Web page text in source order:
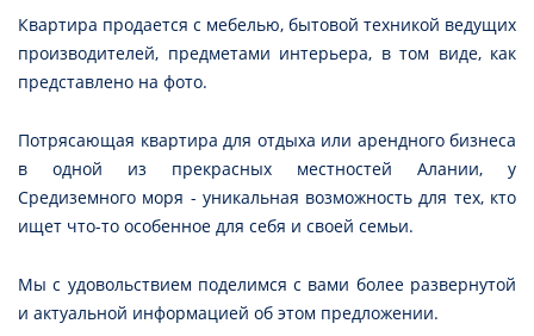
Квартира продается с мебелью, бытовой техникой ведущих
производителей, предметами интерьера, в том виде, как
представлено на фото.
Потрясающая квартира для отдыха или арендного бизнеса
в одной из прекрасных местностей Алании, у
Средиземного моря - уникальная возможность для тех, кто
ищет что-то особенное для себя и своей семьи.
Мы с удовольствием поделимся с вами более развернутой
и актуальной информацией об этом предложении.